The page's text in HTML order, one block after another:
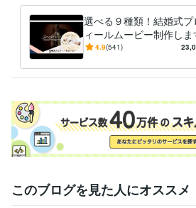
⑦DVD納品の場合は発送
※修正回数や修正内容によって納期がずれる
をもったスケジュールでお願いいたします。
経験職種
クリエイター / 映像カメラマン・映像ディ
クリエイター / 写真家・カメラマン 経験年
クリエイター / 音楽家・作曲家・作詞家 経
職歴
ビジネス・クリエイティブツール
選べる９種類！結婚式プ
ィールムービー制作しま
VD納品やBGM変更無料
作♩
4.9(541)
このブログを見た人にオススメ